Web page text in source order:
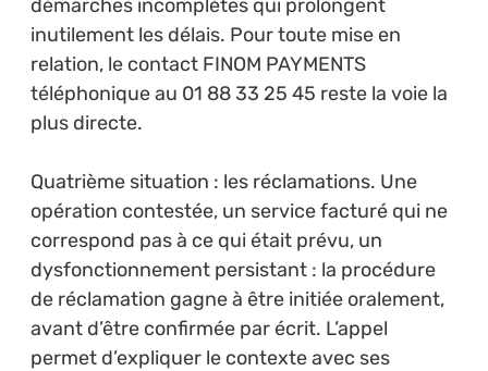
démarches incomplètes qui prolongent
inutilement les délais. Pour toute mise en
relation, le contact FINOM PAYMENTS
téléphonique au 01 88 33 25 45 reste la voie la
plus directe.
Quatrième situation : les réclamations. Une
opération contestée, un service facturé qui ne
correspond pas à ce qui était prévu, un
dysfonctionnement persistant : la procédure
de réclamation gagne à être initiée oralement,
avant d’être confirmée par écrit. L’appel
permet d’expliquer le contexte avec ses